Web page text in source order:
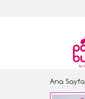
Ana Sayfa